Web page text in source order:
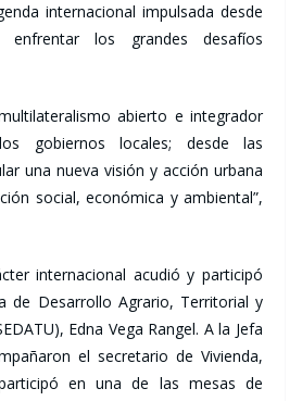
internacional impulsada desde
enfrentar los grandes desafíos
abierto e integrador
gobiernos locales; desde las
una nueva visión y acción urbana
social, económica y ambiental”,
internacional acudió y participó
de Desarrollo Agrario, Territorial y
Edna Vega Rangel. A la Jefa
el secretario de Vivienda,
en una de las mesas de